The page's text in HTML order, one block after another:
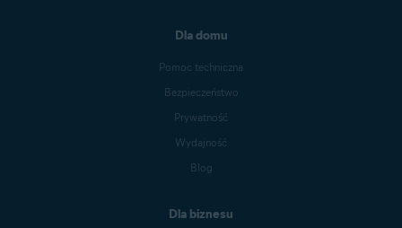
Dla domu
Pomoc techniczna
Bezpieczeństwo
Prywatność
Wydajność
Blog
Dla biznesu